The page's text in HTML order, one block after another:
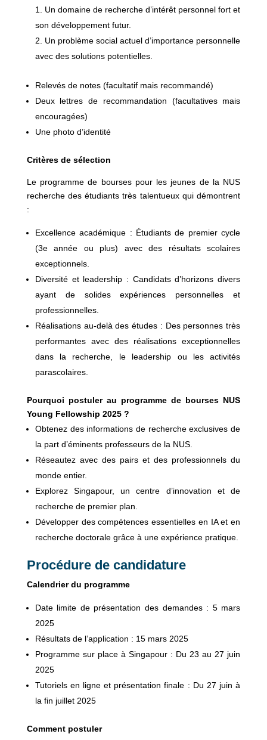
Un domaine de recherche d’intérêt personnel fort et
son développement futur.
Un problème social actuel d’importance personnelle
avec des solutions potentielles.
Relevés de notes (facultatif mais recommandé)
Deux lettres de recommandation (facultatives mais
encouragées)
Une photo d’identité
Critères de sélection
Le programme de bourses pour les jeunes de la NUS
recherche des étudiants très talentueux qui démontrent
:
Excellence académique : Étudiants de premier cycle
(3e année ou plus) avec des résultats scolaires
exceptionnels.
Diversité et leadership : Candidats d’horizons divers
ayant de solides expériences personnelles et
professionnelles.
Réalisations au-delà des études : Des personnes très
performantes avec des réalisations exceptionnelles
dans la recherche, le leadership ou les activités
parascolaires.
Pourquoi postuler au programme de bourses NUS
Young Fellowship 2025 ?
Obtenez des informations de recherche exclusives de
la part d’éminents professeurs de la NUS.
Réseautez avec des pairs et des professionnels du
monde entier.
Explorez Singapour, un centre d’innovation et de
recherche de premier plan.
Développer des compétences essentielles en IA et en
recherche doctorale grâce à une expérience pratique.
Procédure de candidature
Calendrier du programme
Date limite de présentation des demandes : 5 mars
2025
Résultats de l’application : 15 mars 2025
Programme sur place à Singapour : Du 23 au 27 juin
2025
Tutoriels en ligne et présentation finale : Du 27 juin à
la fin juillet 2025
Comment postuler